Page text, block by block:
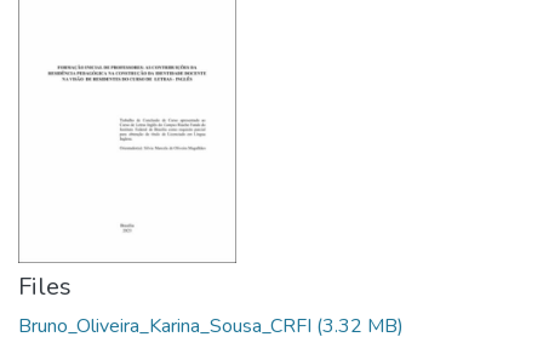
Files
Bruno_Oliveira_Karina_Sousa_CRFI (3.32 MB)